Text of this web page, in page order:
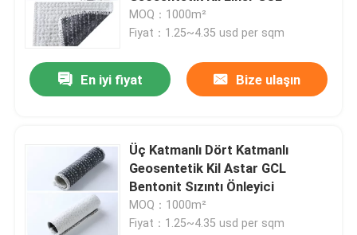
MOQ：1000m²
Fiyat：1.25~4.35 usd per sqm
En iyi fiyat Bize ulaşın
Üç Katmanlı Dört Katmanlı
Geosentetik Kil Astar GCL
Bentonit Sızıntı Önleyici
MOQ：1000m²
Fiyat：1.25~4.35 usd per sqm